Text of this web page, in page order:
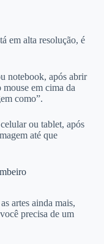
em alta resolução, é
notebook, após abrir
em cima da
como”.
ou tablet, após
até que
artes ainda mais,
precisa de um